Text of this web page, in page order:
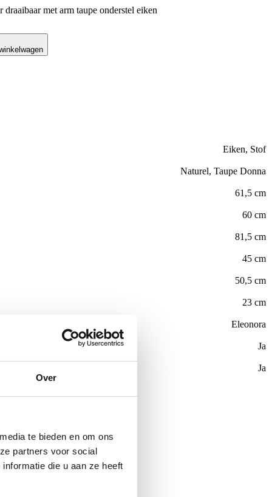
Over
te bieden en om ons
partners voor social
die u aan ze heeft
met arm taupe onderstel eiken
Eiken, Stof
Naturel, Taupe Donna
61,5 cm
60 cm
81,5 cm
45 cm
50,5 cm
23 cm
Eleonora
Ja
Ja